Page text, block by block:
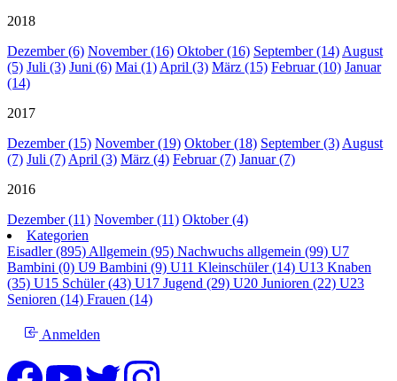
2018
Dezember (6) November (16) Oktober (16) September (14) August
(5) Juli (3) Juni (6) Mai (1) April (3) März (15) Februar (10) Januar
(14)
2017
Dezember (15) November (19) Oktober (18) September (3) August
(7) Juli (7) April (3) März (4) Februar (7) Januar (7)
2016
Dezember (11) November (11) Oktober (4)
Kategorien
Eisadler (895) Allgemein (95) Nachwuchs allgemein (99) U7
Bambini (0) U9 Bambini (9) U11 Kleinschüler (14) U13 Knaben
(35) U15 Schüler (43) U17 Jugend (29) U20 Junioren (22) U23
Senioren (14) Frauen (14)
Anmelden